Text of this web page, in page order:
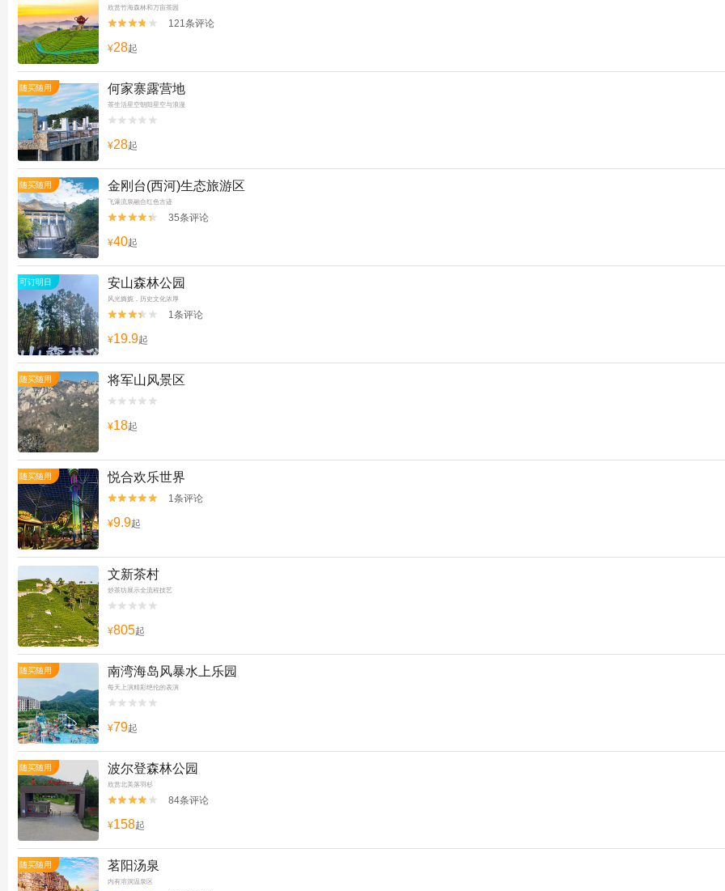
欣赏竹海森林和万亩茶园

 121条评论
¥28起
随买随用 何家寨露营地
茶生活星空朝阳星空与浪漫


¥28起
随买随用 金刚台(西河)生态旅游区
飞瀑流泉融合红色古迹

 35条评论
¥40起
可订明日 安山森林公园
风光旖旎，历史文化浓厚

 1条评论
¥19.9起
随买随用 将军山风景区


¥18起
随买随用 悦合欢乐世界

 1条评论
¥9.9起
文新茶村
炒茶坊展示全流程技艺


¥805起
随买随用 南湾海岛风暴水上乐园
每天上演精彩绝伦的表演


¥79起
随买随用 波尔登森林公园
欣赏北美落羽杉

 84条评论
¥158起
随买随用 茗阳汤泉
内有溶洞温泉区